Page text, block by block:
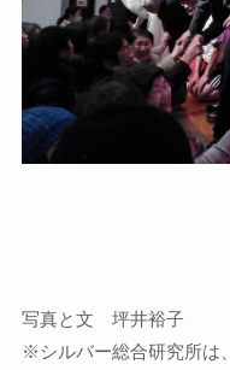
写真と文 坪井裕子
※シルバー総合研究所は、